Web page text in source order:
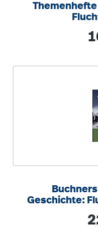
Geschichte: